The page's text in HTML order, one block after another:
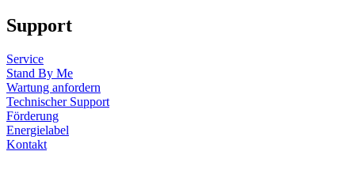
Support
Service
Stand By Me
Wartung anfordern
Technischer Support
Förderung
Energielabel
Kontakt